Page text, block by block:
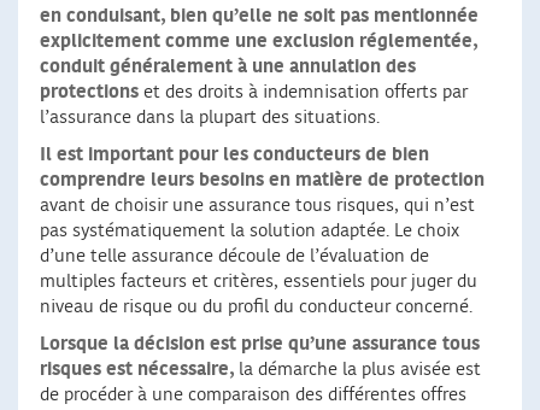
en conduisant, bien qu’elle ne soit pas mentionnée
explicitement comme une exclusion réglementée,
conduit généralement à une annulation des
protections et des droits à indemnisation offerts par
l’assurance dans la plupart des situations.
Il est important pour les conducteurs de bien
comprendre leurs besoins en matière de protection
avant de choisir une assurance tous risques, qui n’est
pas systématiquement la solution adaptée. Le choix
d’une telle assurance découle de l’évaluation de
multiples facteurs et critères, essentiels pour juger du
niveau de risque ou du profil du conducteur concerné.
Lorsque la décision est prise qu’une assurance tous
risques est nécessaire, la démarche la plus avisée est
de procéder à une comparaison des différentes offres